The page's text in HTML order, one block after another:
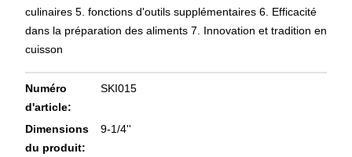
culinaires 5. fonctions d'outils supplémentaires 6. Efficacité
dans la préparation des aliments 7. Innovation et tradition en
cuisson
Numéro
d'article:
SKI015
Dimensions
du produit:
9-1/4''